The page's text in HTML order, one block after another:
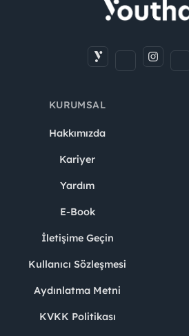
KURUMSAL
Hakkımızda
Kariyer
Yardım
E-Book
İletişime Geçin
Kullanıcı Sözleşmesi
Aydınlatma Metni
KVKK Politikası